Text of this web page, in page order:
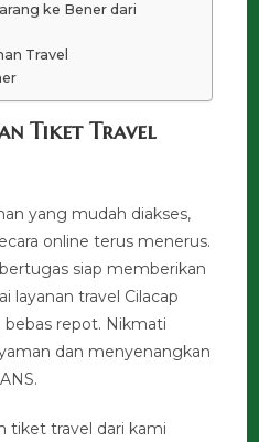
ke Bener dari
Travel
Tiket Travel
yang mudah diakses,
online terus menerus.
siap memberikan
layanan travel Cilacap
repot. Nikmati
dan menyenangkan
tiket travel dari kami